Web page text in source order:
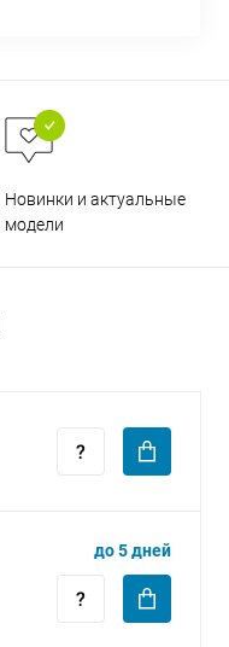
Новинки и актуальные
модели
до 5 дней